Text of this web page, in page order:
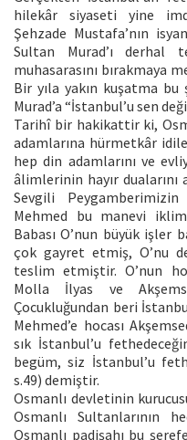
hilekâr siyaseti yine
Şehzade Mustafa’nın
Sultan Murad’ı derhal
muhasarasını bırakmaya
Bir yıla yakın kuşatma
Murad’a “İstanbul’u sen
Tarihî bir hakikattir ki,
adamlarına hürmetkâr
hep din adamlarını ve
âlimlerinin hayır dualarını
Sevgili
Mehmed bu manevi
Babası O’nun büyük
çok gayret etmiş, O’nu
teslim etmiştir. O’nun
Molla İlyas ve
Çocukluğundan beri
Mehmed’e hocası
sık İstanbul’u
begüm, siz İstanbul’u
s.49) demiştir.
Osmanlı devletinin
Osmanlı Sultanlarının
Osmanlı padişahı bu